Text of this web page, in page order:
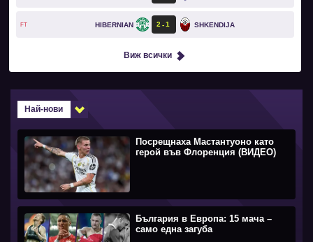
FT HIBERNIAN 2 1 SHKENDIJA
Виж всички
Най-нови
Посрещнаха Мастантуоно като
герой във Флоренция (ВИДЕО)
България в Европа: 15 мача –
само една загуба